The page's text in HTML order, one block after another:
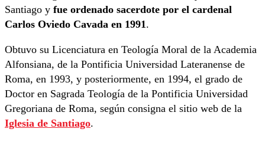
Santiago y fue ordenado sacerdote por el cardenal
Carlos Oviedo Cavada en 1991.
Obtuvo su Licenciatura en Teología Moral de la Academia
Alfonsiana, de la Pontificia Universidad Lateranense de
Roma, en 1993, y posteriormente, en 1994, el grado de
Doctor en Sagrada Teología de la Pontificia Universidad
Gregoriana de Roma, según consigna el sitio web de la
Iglesia de Santiago.